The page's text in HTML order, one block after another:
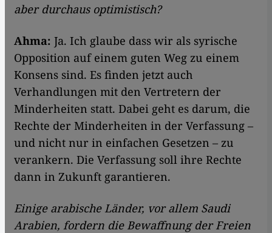
aber durchaus optimistisch?
Ahma: Ja. Ich glaube dass wir als syrische
Opposition auf einem guten Weg zu einem
Konsens sind. Es finden jetzt auch
Verhandlungen mit den Vertretern der
Minderheiten statt. Dabei geht es darum, die
Rechte der Minderheiten in der Verfassung –
und nicht nur in einfachen Gesetzen – zu
verankern. Die Verfassung soll ihre Rechte
dann in Zukunft garantieren.
Einige arabische Länder, vor allem Saudi
Arabien, fordern die Bewaffnung der Freien